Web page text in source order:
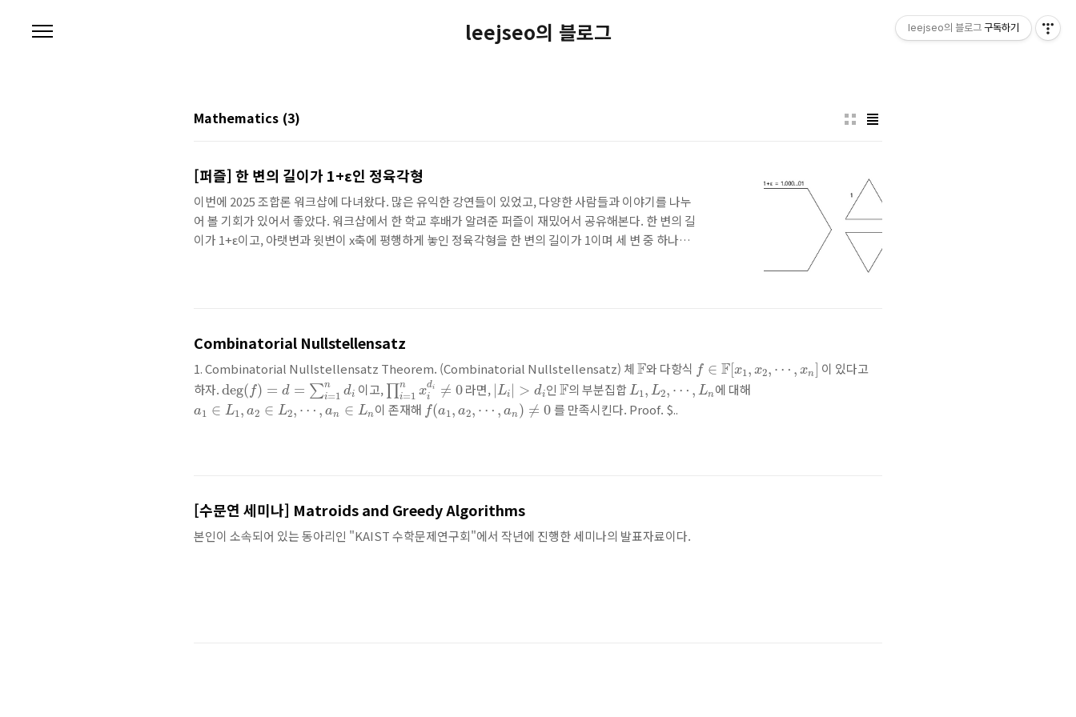
leejseo의 블로그
Mathematics (3)
[퍼즐] 한 변의 길이가 1+ε인 정육각형
이번에 2025 조합론 워크샵에 다녀왔다. 많은 유익한 강연들이 있었고, 다양한 사람들과 이야기를 나누
어 볼 기회가 있어서 좋았다. 워크샵에서 한 학교 후배가 알려준 퍼즐이 재밌어서 공유해본다. 한 변의 길
이가 1+ε이고, 아랫변과 윗변이 x축에 평행하게 놓인 정육각형을 한 변의 길이가 1이며 세 변 중 하나가 x
Combinatorial Nullstellensatz
1. Combinatorial Nullstellensatz Theorem. (Combinatorial Nullstellensatz) 체F
F와 다항식 f ∈ F [x1, x2, ⋯ , xn
f∈F[x1 x2 n]
이 있다고
하자.deg( f) = d = ∑n
i=1 di
deg( f) =∑ =1n 이고, ∏n
i=1 xdi
i ≠ 0
∏i=1nx di≠0
라면, |Li > di
|L | >d 인F
F의 부분집합L1, L2, ⋯ , Ln
L1 L2 ⋯ , n 에 대해
a1 ∈ L1, a2 ∈ L2, ⋯ , an ∈ Ln
a1 ∈ L1 a2 ∈ L2, ⋯,an∈L n 이 존재해 f(a1, a2, ⋯ , an) ≠ 0
f(a1 a2 ⋯ , n ≠0 를 만족시킨다. Proof. $..
[수문연 세미나] Matroids and Greedy Algorithms
본인이 소속되어 있는 동아리인 "KAIST 수학문제연구회"에서 작년에 진행한 세미나의 발표자료이다.
leejseo의 블로그 구독하기